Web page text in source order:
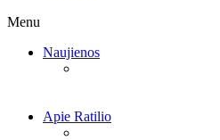
Menu
Naujienos
Apie Ratilio